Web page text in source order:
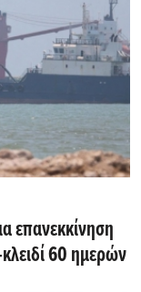
επανεκκίνηση
60 ημερών